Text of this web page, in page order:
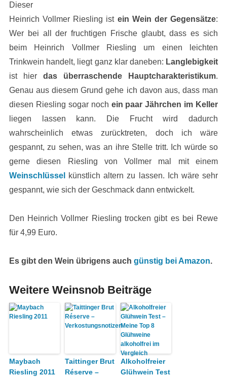
Dieser
Heinrich Vollmer Riesling ist ein Wein der Gegensätze:
Wer bei all der fruchtigen Frische glaubt, dass es sich
beim Heinrich Vollmer Riesling um einen leichten
Trinkwein handelt, liegt ganz klar daneben: Langlebigkeit
ist hier das überraschende Hauptcharakteristikum.
Genau aus diesem Grund gehe ich davon aus, dass man
diesen Riesling sogar noch ein paar Jährchen im Keller
liegen lassen kann. Die Frucht wird dadurch
wahrscheinlich etwas zurücktreten, doch ich wäre
gespannt, zu sehen, was an ihre Stelle tritt. Ich würde so
gerne diesen Riesling von Vollmer mal mit einem
Weinschlüssel
künstlich altern zu lassen. Ich wäre sehr
gespannt, wie sich der Geschmack dann entwickelt.
Den Heinrich Vollmer Riesling trocken gibt es bei Rewe
für 4,99 Euro.
Es gibt den Wein übrigens auch günstig bei Amazon.
Weitere Weinsnob Beiträge
Maybach
Riesling 2011
Taittinger Brut
Réserve –
Alkoholfreier
Glühwein Test